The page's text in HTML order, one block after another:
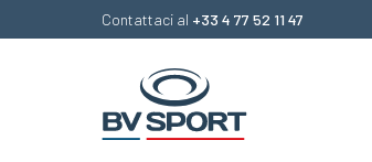
Contattaci al +33 4 77 52 11 47